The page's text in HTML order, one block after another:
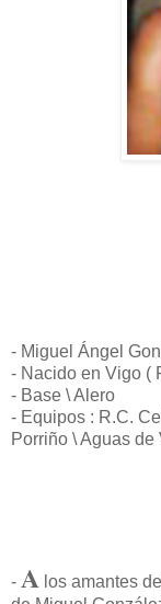
- Miguel Ángel
- Nacido en Vigo (
- Base \ Alero
- Equipos : R.C.
Porriño \ Aguas de
- A los amantes